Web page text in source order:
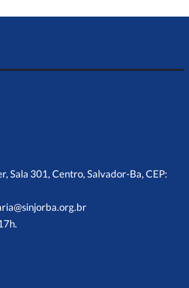
Sala 301, Centro, Salvador-Ba, CEP: